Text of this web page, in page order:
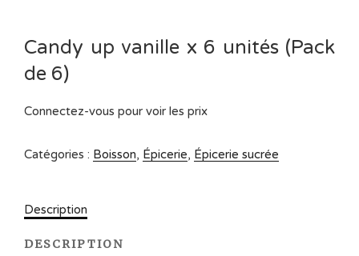
Candy up vanille x 6 unités (Pack
de 6)
Connectez-vous pour voir les prix
Catégories : Boisson, Épicerie, Épicerie sucrée
Description
DESCRIPTION